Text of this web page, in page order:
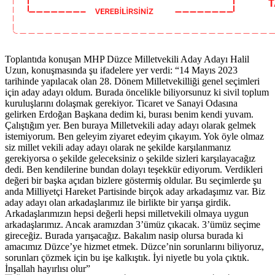
Toplantıda konuşan MHP Düzce Milletvekili Aday Adayı Halil
Uzun, konuşmasında şu ifadelere yer verdi: “14 Mayıs 2023
tarihinde yapılacak olan 28. Dönem Milletvekilliği genel seçimleri
için aday adayı oldum. Burada öncelikle biliyorsunuz ki sivil toplum
kuruluşlarını dolaşmak gerekiyor. Ticaret ve Sanayi Odasına
gelirken Erdoğan Başkana dedim ki, burası benim kendi yuvam.
Çalıştığım yer. Ben buraya Milletvekili aday adayı olarak gelmek
istemiyorum. Ben geleyim ziyaret edeyim çıkayım. Yok öyle olmaz
siz millet vekili aday adayı olarak ne şekilde karşılanmanız
gerekiyorsa o şekilde geleceksiniz o şekilde sizleri karşılayacağız
dedi. Ben kendilerine bundan dolayı teşekkür ediyorum. Verdikleri
değeri bir başka açıdan bizlere göstermiş oldular. Bu seçimlerde şu
anda Milliyetçi Hareket Partisinde birçok aday arkadaşımız var. Biz
aday adayı olan arkadaşlarımız ile birlikte bir yarışa girdik.
Arkadaşlarımızın hepsi değerli hepsi milletvekili olmaya uygun
arkadaşlarımız. Ancak aramızdan 3’ümüz çıkacak. 3’ümüz seçime
gireceğiz. Burada yarışacağız. Bakalım nasip olursa burada ki
amacımız Düzce’ye hizmet etmek. Düzce’nin sorunlarını biliyoruz,
sorunları çözmek için bu işe kalkıştık. İyi niyetle bu yola çıktık.
İnşallah hayırlısı olur”